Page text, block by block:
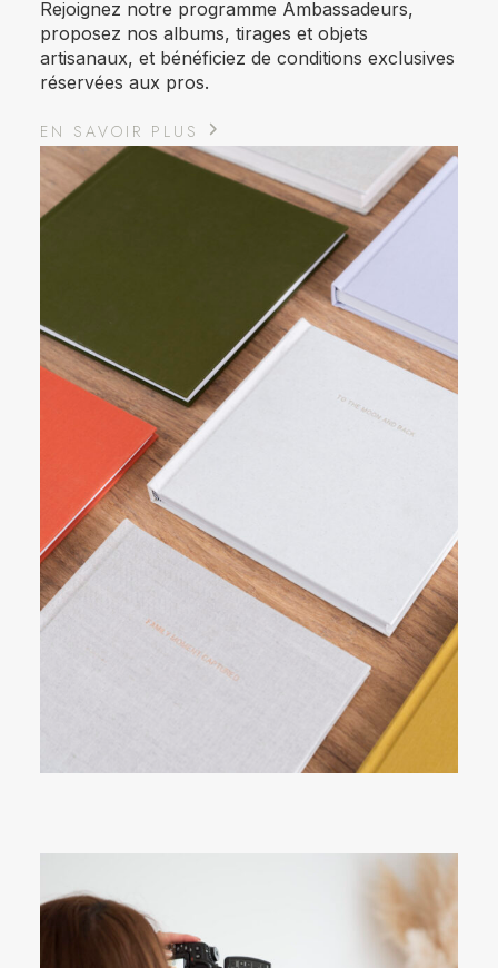
Rejoignez notre programme Ambassadeurs,
proposez nos albums, tirages et objets
artisanaux, et bénéficiez de conditions exclusives
réservées aux pros.
EN SAVOIR PLUS